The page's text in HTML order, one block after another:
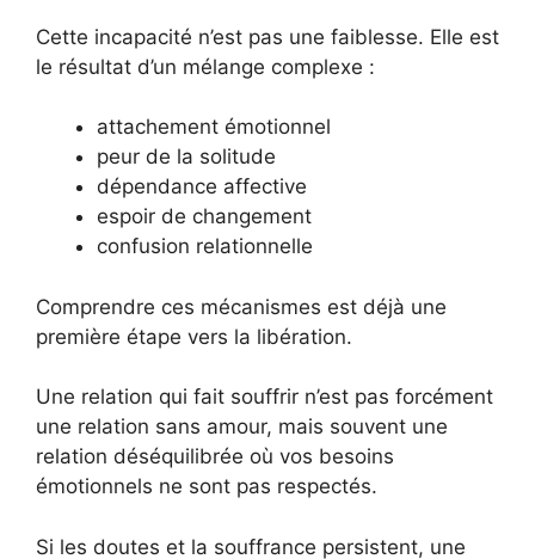
Cette incapacité n’est pas une faiblesse. Elle est
le résultat d’un mélange complexe :
attachement émotionnel
peur de la solitude
dépendance affective
espoir de changement
confusion relationnelle
Comprendre ces mécanismes est déjà une
première étape vers la libération.
Une relation qui fait souffrir n’est pas forcément
une relation sans amour, mais souvent une
relation déséquilibrée où vos besoins
émotionnels ne sont pas respectés.
Si les doutes et la souffrance persistent, une